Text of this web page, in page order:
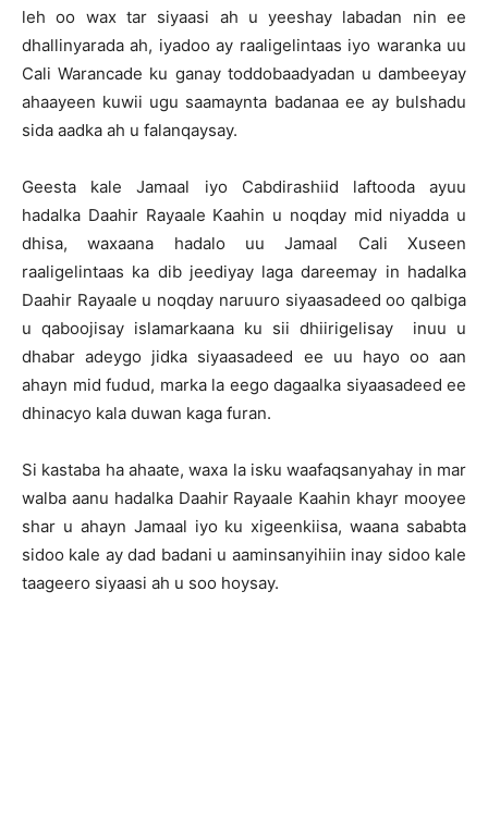
leh oo wax tar siyaasi ah u yeeshay labadan nin ee
dhallinyarada ah, iyadoo ay raaligelintaas iyo waranka uu
Cali Warancade ku ganay toddobaadyadan u dambeeyay
ahaayeen kuwii ugu saamaynta badanaa ee ay bulshadu
sida aadka ah u falanqaysay.
Geesta kale Jamaal iyo Cabdirashiid laftooda ayuu
hadalka Daahir Rayaale Kaahin u noqday mid niyadda u
dhisa, waxaana hadalo uu Jamaal Cali Xuseen
raaligelintaas ka dib jeediyay laga dareemay in hadalka
Daahir Rayaale u noqday naruuro siyaasadeed oo qalbiga
u qaboojisay islamarkaana ku sii dhiirigelisay inuu u
dhabar adeygo jidka siyaasadeed ee uu hayo oo aan
ahayn mid fudud, marka la eego dagaalka siyaasadeed ee
dhinacyo kala duwan kaga furan.
Si kastaba ha ahaate, waxa la isku waafaqsanyahay in mar
walba aanu hadalka Daahir Rayaale Kaahin khayr mooyee
shar u ahayn Jamaal iyo ku xigeenkiisa, waana sababta
sidoo kale ay dad badani u aaminsanyihiin inay sidoo kale
taageero siyaasi ah u soo hoysay.